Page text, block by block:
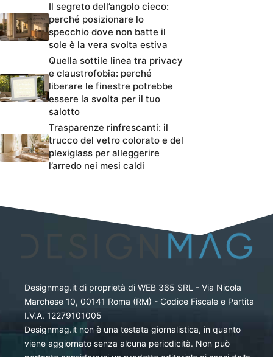
Il segreto dell’angolo cieco:
perché posizionare lo
specchio dove non batte il
sole è la vera svolta estiva
Quella sottile linea tra privacy
e claustrofobia: perché
liberare le finestre potrebbe
essere la svolta per il tuo
salotto
Trasparenze rinfrescanti: il
trucco del vetro colorato e del
plexiglass per alleggerire
l’arredo nei mesi caldi
Designmag.it di proprietà di WEB 365 SRL - Via Nicola
Marchese 10, 00141 Roma (RM) - Codice Fiscale e Partita
I.V.A. 12279101005
Designmag.it non è una testata giornalistica, in quanto
viene aggiornato senza alcuna periodicità. Non può